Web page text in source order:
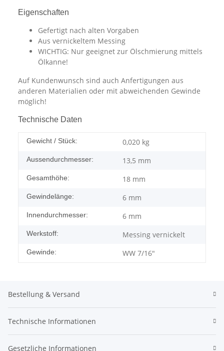
Eigenschaften
Gefertigt nach alten Vorgaben
Aus vernickeltem Messing
WICHTIG: Nur geeignet zur Ölschmierung mittels
Ölkanne!
Auf Kundenwunsch sind auch Anfertigungen aus
anderen Materialien oder mit abweichenden Gewinde
möglich!
Technische Daten
Gewicht / Stück: 0,020 kg
Aussendurchmesser: 13,5 mm
Gesamthöhe: 18 mm
Gewindelänge: 6 mm
Innendurchmesser: 6 mm
Werkstoff: Messing vernickelt
Gewinde: WW 7/16"
Bestellung & Versand
Technische Informationen
Gesetzliche Informationen